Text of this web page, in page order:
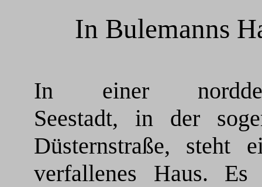
In Bulemanns
In einer
Seestadt, in der
Düsternstraße, steht
verfallenes Haus.